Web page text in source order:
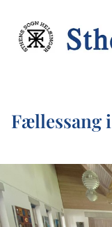
Fællessang